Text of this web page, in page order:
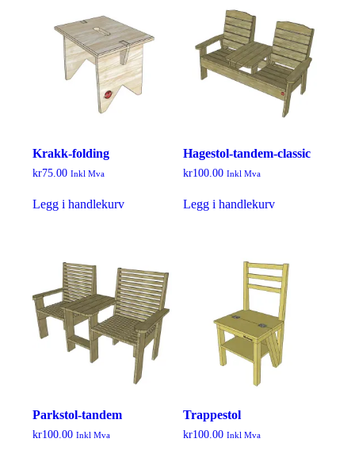
Krakk-folding
kr75.00 Inkl Mva
Legg i handlekurv
Hagestol-tandem-classic
kr100.00 Inkl Mva
Legg i handlekurv
Parkstol-tandem
kr100.00 Inkl Mva
Trappestol
kr100.00 Inkl Mva